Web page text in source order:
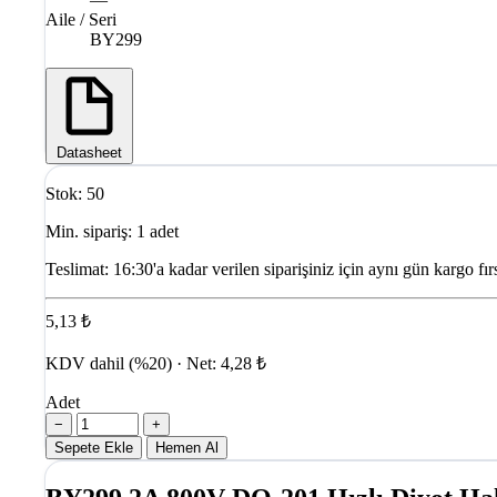
Aile / Seri
BY299
Datasheet
Stok: 50
Min. sipariş: 1 adet
Teslimat: 16:30'a kadar verilen siparişiniz için aynı gün kargo
5,13 ₺
KDV dahil (%20) · Net: 4,28 ₺
Adet
−
+
Sepete Ekle
Hemen Al